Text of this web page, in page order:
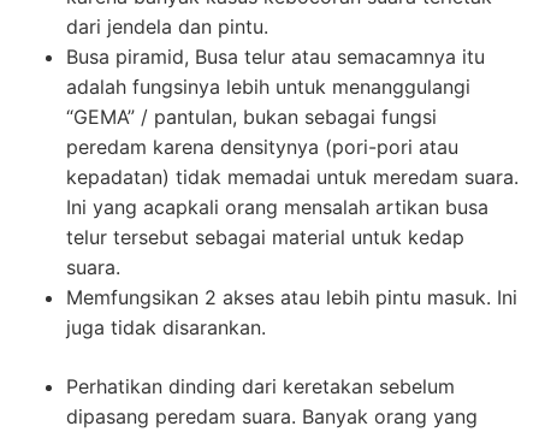
dari jendela dan pintu.
Busa piramid, Busa telur atau semacamnya itu
adalah fungsinya lebih untuk menanggulangi
“GEMA” / pantulan, bukan sebagai fungsi
peredam karena densitynya (pori-pori atau
kepadatan) tidak memadai untuk meredam suara.
Ini yang acapkali orang mensalah artikan busa
telur tersebut sebagai material untuk kedap
suara.
Memfungsikan 2 akses atau lebih pintu masuk. Ini
juga tidak disarankan.
Perhatikan dinding dari keretakan sebelum
dipasang peredam suara. Banyak orang yang